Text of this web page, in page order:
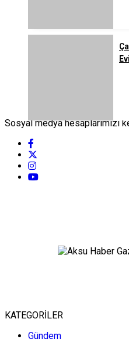
Sosyal medya hesaplarımızı
KATEGORİLER
Gündem